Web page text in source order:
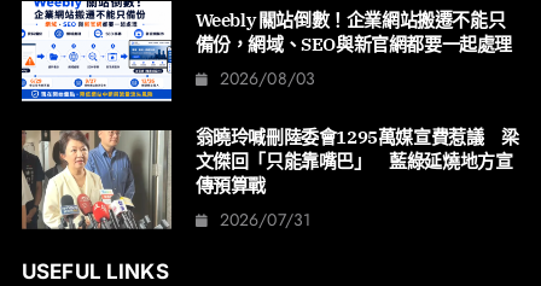
Weebly 關站倒數！企業網站搬遷不能只
備份，網域、SEO與新官網都要一起處理
2026/08/03
翁曉玲喊刪陸委會1295萬媒宣費惹議 梁
文傑回「只能靠嘴巴」 藍綠延燒地方宣
傳預算戰
2026/07/31
USEFUL LINKS